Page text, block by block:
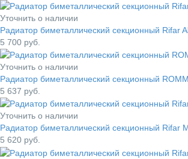
Уточнить о наличии
Радиатор биметаллический секционный Rifar
5 700 руб.
Уточнить о наличии
Радиатор биметаллический секционный
5 637 руб.
Уточнить о наличии
Радиатор биметаллический секционный Rifar
5 620 руб.